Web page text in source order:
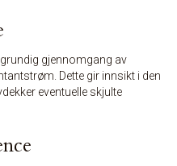
gjennomgang av
Dette gir innsikt i den
eventuelle skjulte